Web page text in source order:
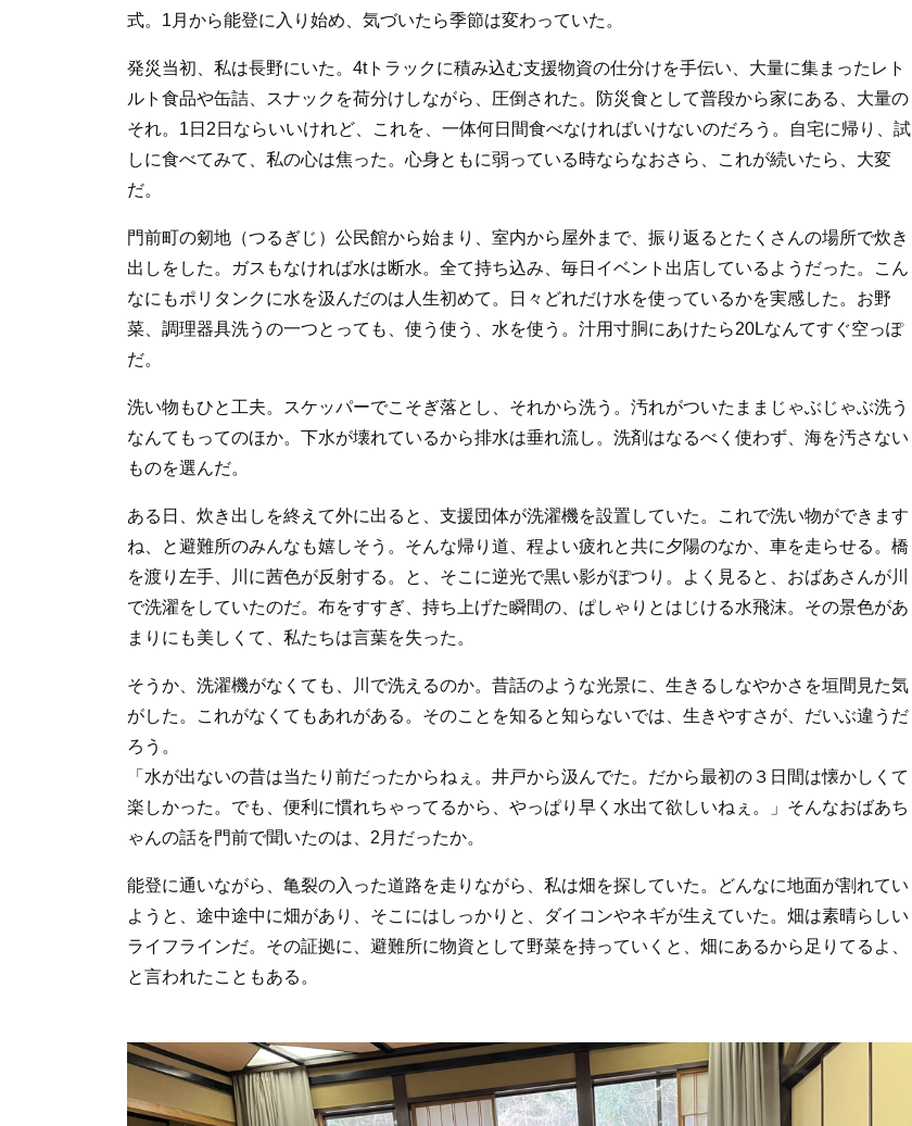
式。1月から能登に入り始め、気づいたら季節は変わっていた。
発災当初、私は長野にいた。4tトラックに積み込む支援物資の仕分けを手伝い、大量に集まったレト
ルト食品や缶詰、スナックを荷分けしながら、圧倒された。防災食として普段から家にある、大量の
それ。1日2日ならいいけれど、これを、一体何日間食べなければいけないのだろう。自宅に帰り、試
しに食べてみて、私の心は焦った。心身ともに弱っている時ならなおさら、これが続いたら、大変
だ。
門前町の剱地（つるぎじ）公民館から始まり、室内から屋外まで、振り返るとたくさんの場所で炊き
出しをした。ガスもなければ水は断水。全て持ち込み、毎日イベント出店しているようだった。こん
なにもポリタンクに水を汲んだのは人生初めて。日々どれだけ水を使っているかを実感した。お野
菜、調理器具洗うの一つとっても、使う使う、水を使う。汁用寸胴にあけたら20Lなんてすぐ空っぽ
だ。
洗い物もひと工夫。スケッパーでこそぎ落とし、それから洗う。汚れがついたままじゃぶじゃぶ洗う
なんてもってのほか。下水が壊れているから排水は垂れ流し。洗剤はなるべく使わず、海を汚さない
ものを選んだ。
ある日、炊き出しを終えて外に出ると、支援団体が洗濯機を設置していた。これで洗い物ができます
ね、と避難所のみんなも嬉しそう。そんな帰り道、程よい疲れと共に夕陽のなか、車を走らせる。橋
を渡り左手、川に茜色が反射する。と、そこに逆光で黒い影がぽつり。よく見ると、おばあさんが川
で洗濯をしていたのだ。布をすすぎ、持ち上げた瞬間の、ぱしゃりとはじける水飛沫。その景色があ
まりにも美しくて、私たちは言葉を失った。
そうか、洗濯機がなくても、川で洗えるのか。昔話のような光景に、生きるしなやかさを垣間見た気
がした。これがなくてもあれがある。そのことを知ると知らないでは、生きやすさが、だいぶ違うだ
ろう。
「水が出ないの昔は当たり前だったからねぇ。井戸から汲んでた。だから最初の３日間は懐かしくて
楽しかった。でも、便利に慣れちゃってるから、やっぱり早く水出て欲しいねぇ。」そんなおばあち
ゃんの話を門前で聞いたのは、2月だったか。
能登に通いながら、亀裂の入った道路を走りながら、私は畑を探していた。どんなに地面が割れてい
ようと、途中途中に畑があり、そこにはしっかりと、ダイコンやネギが生えていた。畑は素晴らしい
ライフラインだ。その証拠に、避難所に物資として野菜を持っていくと、畑にあるから足りてるよ、
と言われたこともある。